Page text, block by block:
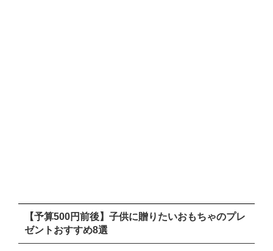
【予算500円前後】子供に贈りたいおもちゃのプレ
ゼントおすすめ8選